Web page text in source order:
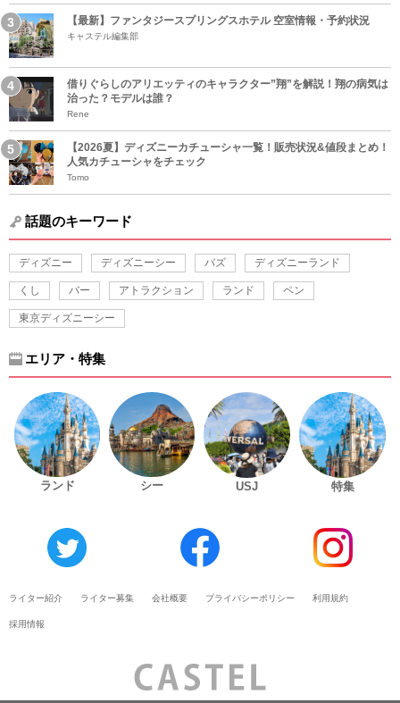
【最新】ファンタジースプリングスホテル 空室情報・予約状況
キャステル編集部
借りぐらしのアリエッティのキャラクター”翔”を解説！翔の病気は
治った？モデルは誰？
Rene
【2026夏】ディズニーカチューシャ一覧！販売状況&値段まとめ！
人気カチューシャをチェック
Tomo
話題のキーワード
ディズニー ディズニーシー バズ ディズニーランド
くし バー アトラクション ランド ペン
東京ディズニーシー
エリア・特集
ランド シー USJ 特集
ライター紹介 ライター募集 会社概要 プライバシーポリシー 利用規約
採用情報